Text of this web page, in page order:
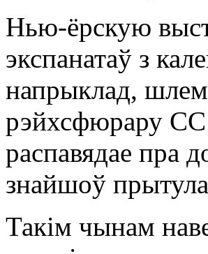
Нью-ёрскую
экспанатаў з
напрыклад, шлем
рэйхсфюрару СС
распавядае пра
знайшоў
Такім чынам